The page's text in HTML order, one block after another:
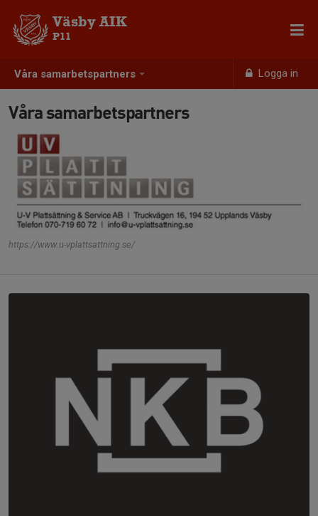
Våra samarbetspartners Logga in
Väsby AIK
P11
Våra samarbetspartners
https://www.u-vplattsattning.se/